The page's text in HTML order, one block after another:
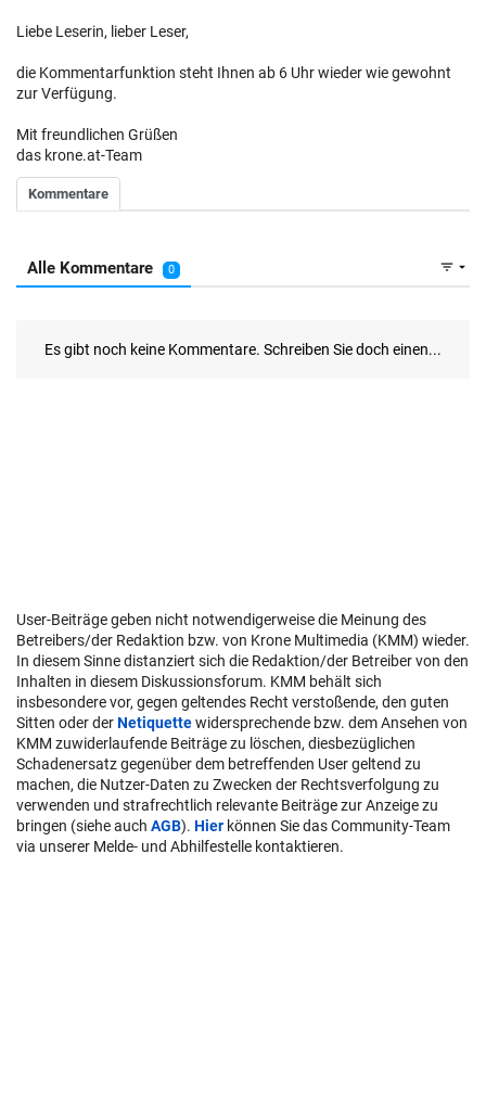
Liebe Leserin, lieber Leser,
die Kommentarfunktion steht Ihnen ab 6 Uhr wieder wie gewohnt
zur Verfügung.
Mit freundlichen Grüßen
das krone.at-Team
User-Beiträge geben nicht notwendigerweise die Meinung des
Betreibers/der Redaktion bzw. von Krone Multimedia (KMM) wieder.
In diesem Sinne distanziert sich die Redaktion/der Betreiber von den
Inhalten in diesem Diskussionsforum. KMM behält sich
insbesondere vor, gegen geltendes Recht verstoßende, den guten
Sitten oder derNetiquettewidersprechende bzw. dem Ansehen von
KMM zuwiderlaufende Beiträge zu löschen, diesbezüglichen
Schadenersatz gegenüber dem betreffenden User geltend zu
machen, die Nutzer-Daten zu Zwecken der Rechtsverfolgung zu
verwenden und strafrechtlich relevante Beiträge zur Anzeige zu
bringen (siehe auch AGB). Hier können Sie das Community-Team
via unserer Melde- und Abhilfestelle kontaktieren.